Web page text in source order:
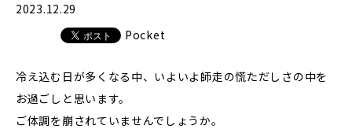
2023.12.29
Pocket
冷え込む日が多くなる中、いよいよ師走の慌ただしさの中を
お過ごしと思います。
ご体調を崩されていませんでしょうか。